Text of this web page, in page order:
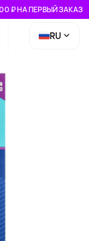
₽ НА ПЕРВЫЙ ЗАКАЗ
RU